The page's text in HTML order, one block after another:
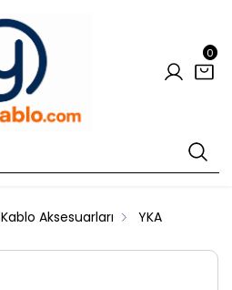
0
Kablo Aksesuarları YKA